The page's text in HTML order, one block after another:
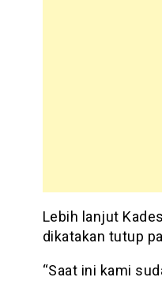
Lebih lanjut
dikatakan tutup
“Saat ini kami